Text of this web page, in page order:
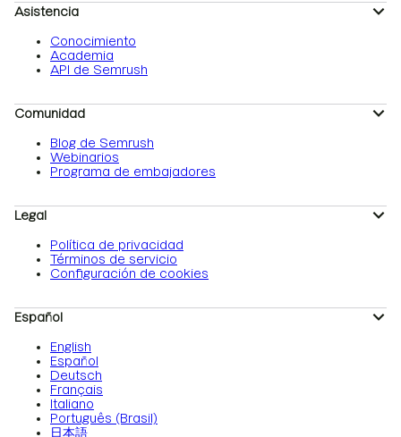
Asistencia
Conocimiento
Academia
API de Semrush
Comunidad
Blog de Semrush
Webinarios
Programa de embajadores
Legal
Política de privacidad
Términos de servicio
Configuración de cookies
Español
English
Español
Deutsch
Français
Italiano
Português (Brasil)
日本語